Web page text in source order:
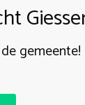
gemeente!